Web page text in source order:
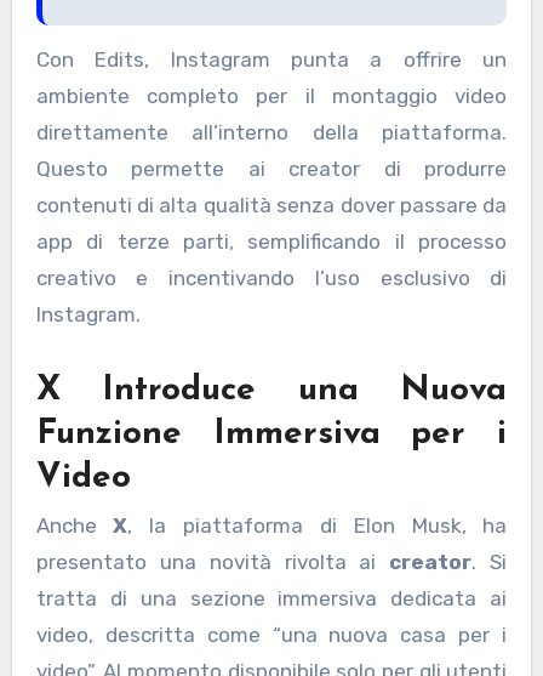
Con Edits, Instagram punta a offrire un
ambiente completo per il montaggio video
direttamente all’interno della piattaforma.
Questo permette ai creator di produrre
contenuti di alta qualità senza dover passare da
app di terze parti, semplificando il processo
creativo e incentivando l’uso esclusivo di
Instagram.
X Introduce una Nuova
Funzione Immersiva per i
Video
AncheX, la piattaforma di Elon Musk, ha
presentato una novità rivolta ai creator. Si
tratta di una sezione immersiva dedicata ai
video, descritta come “una nuova casa per i